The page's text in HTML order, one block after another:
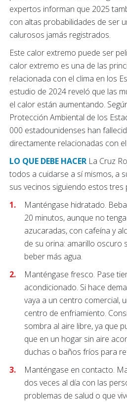
expertos informan que 2025
con altas probabilidades de ser
calurosos jamás registrados.
Este calor extremo puede ser
calor extremo es una de las
relacionada con el clima en los
estudio de 2024 reveló que las
el calor están aumentando.
Protección Ambiental de los
000 estadounidenses han
directamente relacionadas con
LO QUE DEBE HACER La Cruz
todos a cuidarse a sí mismos, a
sus vecinos siguiendo estos tres
Manténgase hidratado.
20 minutos, aunque no
azucaradas, con cafeína y
de su orina: amarillo oscuro
beber más agua.
Manténgase fresco. Pase
acondicionado. Si hace
vaya a un centro comercial,
centro de enfriamiento.
sombra al aire libre, ya que
que en un hogar sin aire
duchas o baños fríos para
Manténgase en contacto.
dos veces al día con las
problemas de salud o que